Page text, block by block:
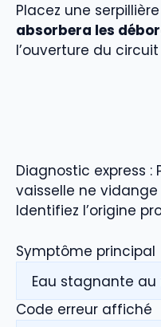
Placez une
absorbera les
l’ouverture du
Diagnostic express
vaisselle ne vidange
Identifiez l’origine
Symptôme principal
Code erreur affiché